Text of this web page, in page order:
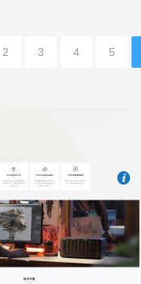
2 3 4 5
